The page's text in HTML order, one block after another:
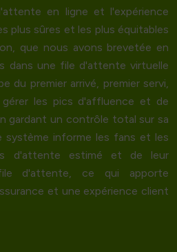
en ligne et l'expérience
plus sûres et les plus équitables
que nous avons brevetée en
dans une file d'attente virtuelle
du premier arrivé, premier servi
les pics d'affluence et de
gardant un contrôle total sur sa
système informe les fans et les
d'attente estimé et de leur
d'attente, ce qui apporte
et une expérience client